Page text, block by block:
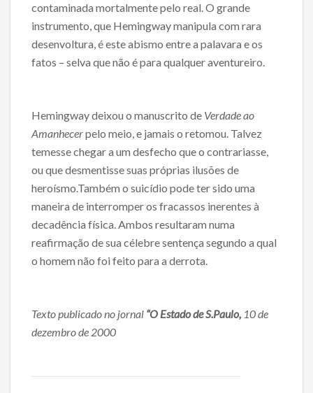
contaminada mortalmente pelo real. O grande
instrumento, que Hemingway manipula com rara
desenvoltura, é este abismo entre a palavara e os
fatos – selva que não é para qualquer aventureiro.
Hemingway deixou o manuscrito de Verdade ao
Amanhecerpelo meio, e jamais o retomou. Talvez
temesse chegar a um desfecho que o contrariasse,
ou que desmentisse suas próprias ilusões de
heroísmo.Também o suicídio pode ter sido uma
maneira de interromper os fracassos inerentes à
decadência física. Ambos resultaram numa
reafirmação de sua célebre sentença segundo a qual
o homem não foi feito para a derrota.
Texto publicado no jornal “O Estado de S.Paulo, 10 de
dezembro de 2000